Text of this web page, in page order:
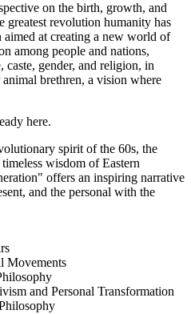
on the birth, growth, and
revolution humanity has
at creating a new world of
among people and nations,
caste, gender, and religion, in
brethren, a vision where
here.
spirit of the 60s, the
wisdom of Eastern
offers an inspiring narrative
and the personal with the
Movements
and Personal Transformation